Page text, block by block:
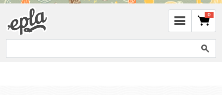
0